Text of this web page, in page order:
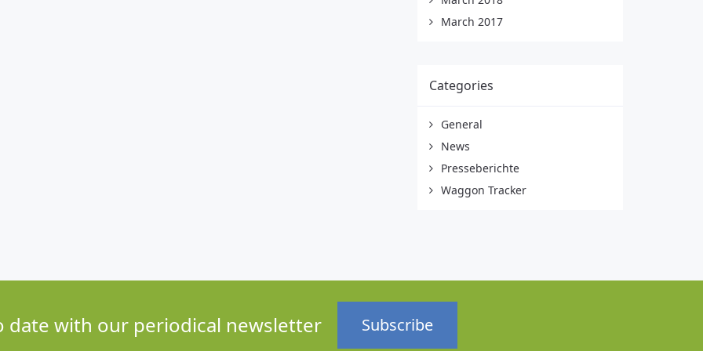
March 2017
Categories
General
News
Presseberichte
Waggon Tracker
date with our periodical newsletter Subscribe